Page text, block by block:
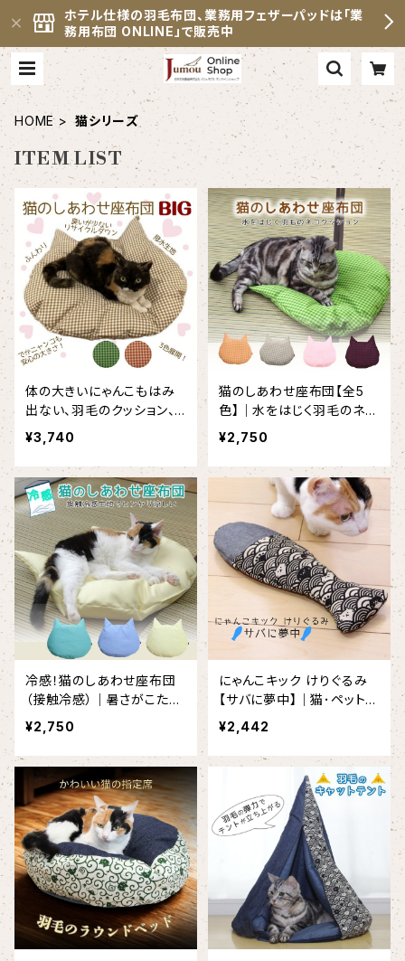
ホテル仕様の羽毛布団、業務用フェザーパッドは「業
務用布団 ONLINE」で販売中
HOME 猫シリーズ
ITEM LIST
体の大きいにゃんこもはみ
出ない、羽毛のクッション、
猫のしあわせ座布団 BIG
¥3,740
猫のしあわせ座布団【全5
色】｜水をはじく羽毛のネコ
クッション
¥2,750
冷感！猫のしあわせ座布団
（接触冷感）｜暑さがこたえ
る夏向け涼しい羽毛クッシ
ョン
¥2,750
にゃんこキック けりぐるみ
【サバに夢中】｜猫･ペット用
品･羽毛
¥2,442